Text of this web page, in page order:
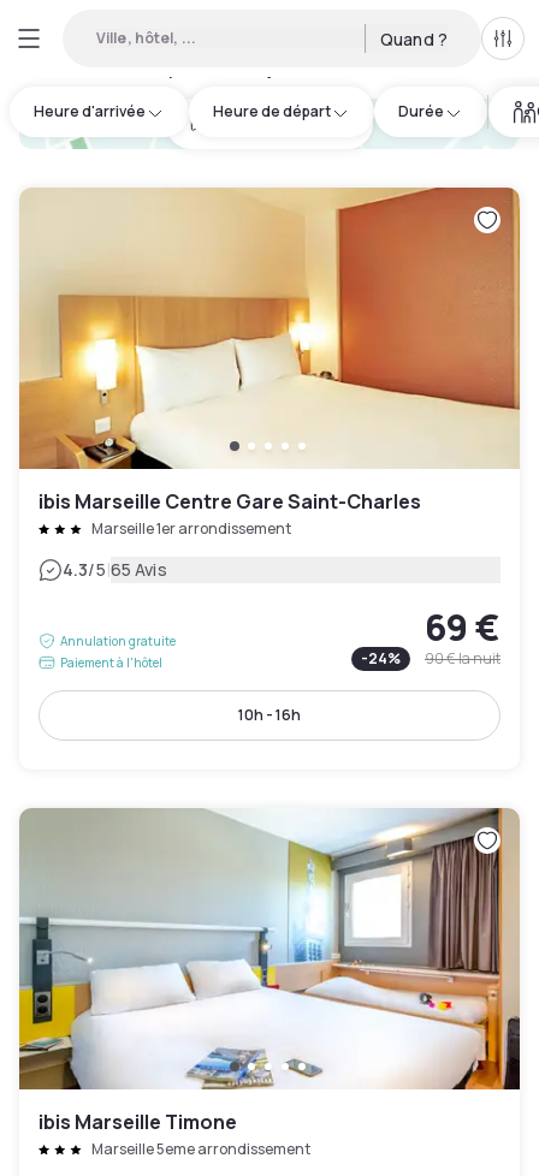
Ville, hôtel, ... Quand ?
Heure d'arrivée Heure de départ Durée
hotel.cta.view_map
ibis Marseille Centre Gare Saint-Charles
Marseille 1er arrondissement
4.3/5|65 Avis
Annulation gratuite
Paiement à l'hôtel
69 €
-24% 90 €la nuit
10h - 16h
ibis Marseille Timone
Marseille 5eme arrondissement